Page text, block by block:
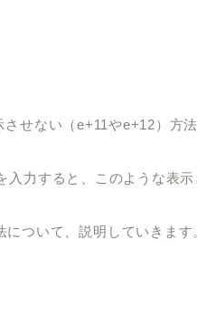
させない（e+11やe+12） 方法
入力すると、このような表示
ついて、説明していきます